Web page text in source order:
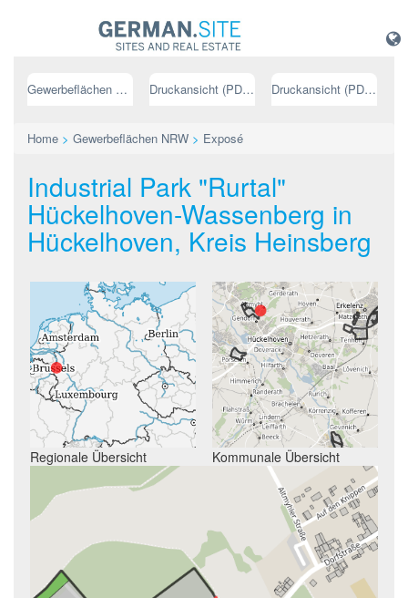
Gewerbeflächen NRW Druckansicht (PDF) // deutsch Druckansicht (PDF) // englisch
Home > Gewerbeflächen NRW > Exposé
Industrial Park "Rurtal"
Hückelhoven-Wassenberg in
Hückelhoven, Kreis Heinsberg
Regionale Übersicht Kommunale Übersicht